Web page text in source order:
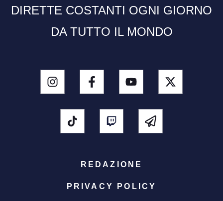
DIRETTE COSTANTI OGNI GIORNO
DA TUTTO IL MONDO
REDAZIONE
PRIVACY POLICY